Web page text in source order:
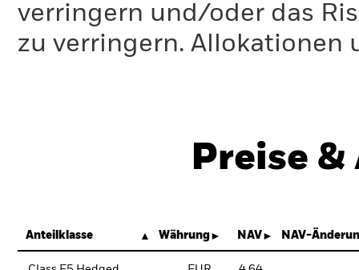
verringern und/oder das
zu verringern. Allokationen
Preise
Anteilklasse Währung NAV NAV-